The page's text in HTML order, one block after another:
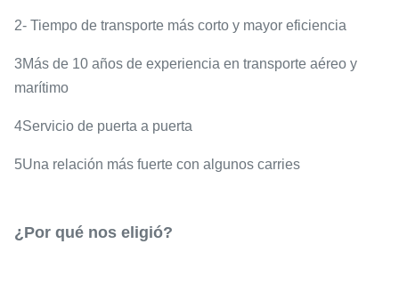
2- Tiempo de transporte más corto y mayor eficiencia
3Más de 10 años de experiencia en transporte aéreo y
marítimo
4Servicio de puerta a puerta
5Una relación más fuerte con algunos carries
¿Por qué nos eligió?